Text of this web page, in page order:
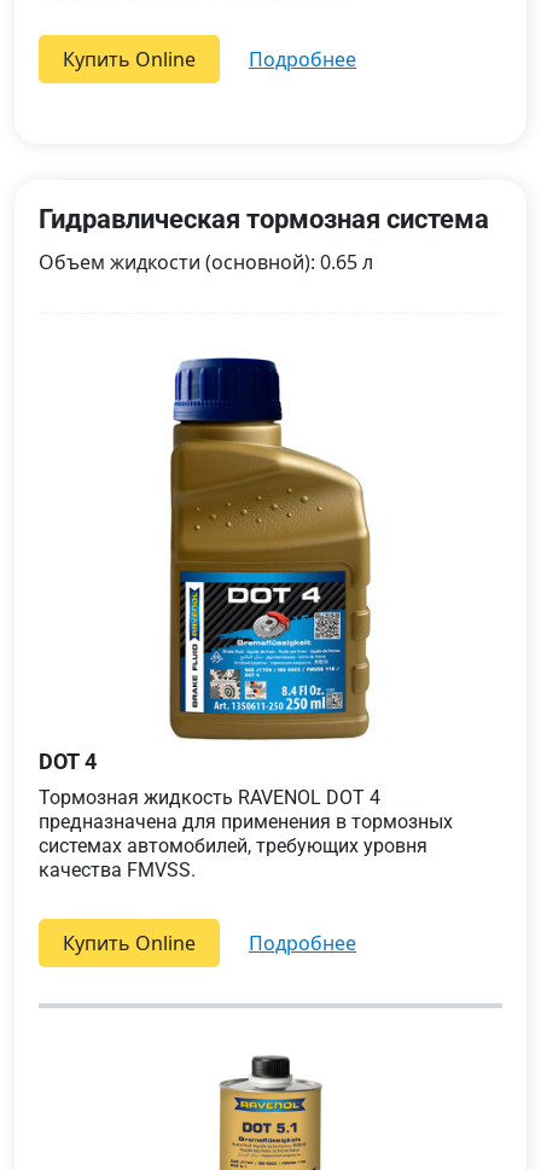
Купить Online подробнее
Гидравлическая тормозная система
Объем жидкости (основной): 0.65 л
DOT 4
Тормозная жидкость RAVENOL DOT 4
предназначена для применения в тормозных
системах автомобилей, требующих уровня
качества FMVSS.
Купить Online подробнее